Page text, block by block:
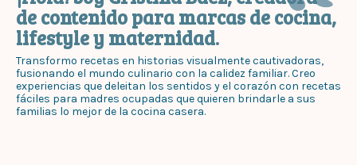
de contenido para marcas de cocina,
lifestyle y maternidad.
Transformo recetas en historias visualmente cautivadoras,
fusionando el mundo culinario con la calidez familiar. Creo
experiencias que deleitan los sentidos y el corazón con recetas
fáciles para madres ocupadas que quieren brindarle a sus
familias lo mejor de la cocina casera.